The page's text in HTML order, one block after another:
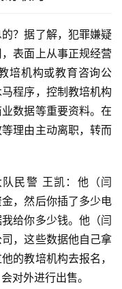
？据了解，犯罪嫌疑
表面上从事正规经营
培机构或教育咨询公
程序，控制教培机构
业数据等重要资料。在
理由主动离职，转而
民警 王凯：他（闫
，然后你插了多少电
给你多少钱。他（闫
，这些数据他自己拿
的教培机构去报名，
对外进行出售。